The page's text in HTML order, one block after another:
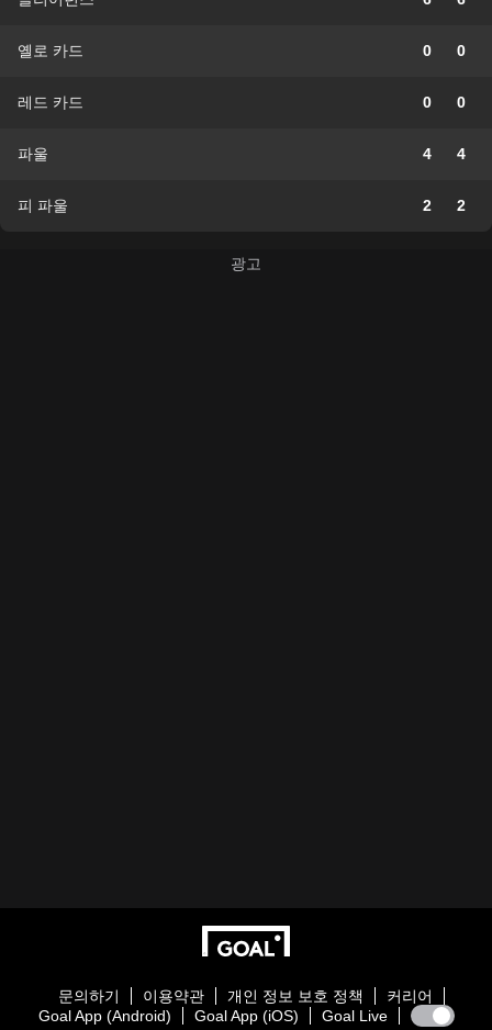
옐로 카드 0 0
레드 카드 0 0
파울 4 4
피 파울 2 2
문의하기 이용약관 개인 정보 보호 정책
커리어
Goal App (Android)
Goal App (iOS) Goal Live